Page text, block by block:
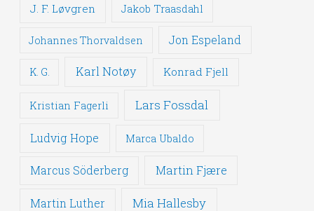
J. F. Løvgren Jakob Traasdahl
Johannes Thorvaldsen Jon Espeland
K. G. Karl Notøy Konrad Fjell
Kristian Fagerli Lars Fossdal
Ludvig Hope Marca Ubaldo
Marcus Söderberg Martin Fjære
Martin Luther Mia Hallesby